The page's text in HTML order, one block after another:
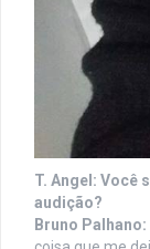
T. Angel: Você
audição?
Bruno Palhano: